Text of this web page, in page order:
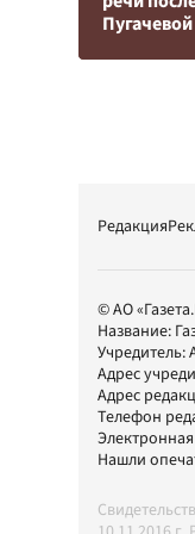
Редакция
© АО
Название:
Учредитель:
Адрес
Адрес
Телефон
Нашли